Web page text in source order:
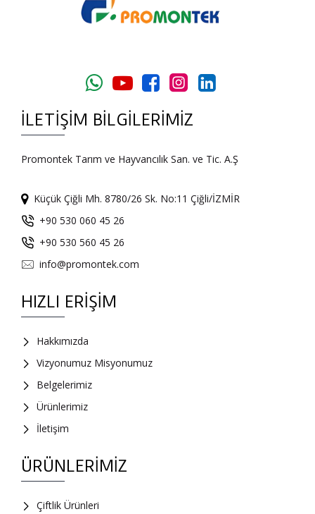
İLETIŞIM BILGILERIMIZ
Promontek Tarım ve Hayvancılık San. ve Tic. A.Ş
Küçük Çiğli Mh. 8780/26 Sk. No:11 Çiğli/İZMİR
+90 530 060 45 26
+90 530 560 45 26
info@promontek.com
HIZLI ERIŞIM
Hakkımızda
Vizyonumuz Misyonumuz
Belgelerimiz
Ürünlerimiz
İletişim
ÜRÜNLERIMIZ
Çiftlik Ürünleri